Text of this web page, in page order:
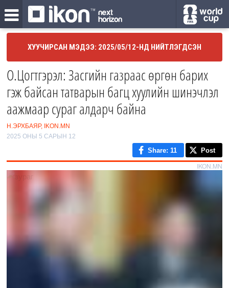
ХУУЧИРСАН МЭДЭЭ: 2025/05/12-НД НИЙТЛЭГДСЭН
О.Цогтгэрэл: Засгийн газраас өргөн барих
гэж байсан татварын багц хуулийн шинэчлэл
аажмаар сураг алдарч байна
Н.ЭРХБАЯР, IKON.MN
2025 ОНЫ 5 САРЫН 12
Share: 11 Post
IKON.MN